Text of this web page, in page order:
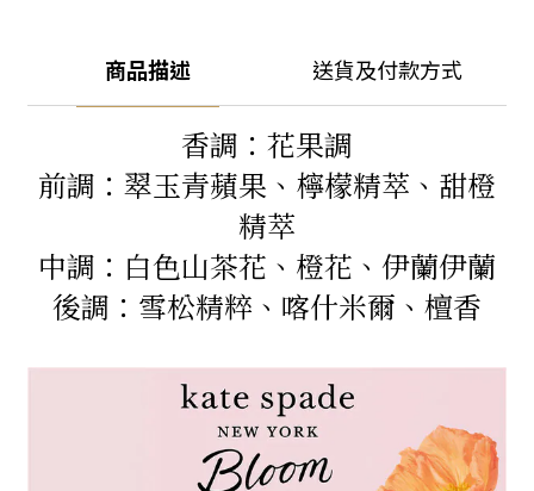
商品描述 送貨及付款方式
香調：花果調
前調：翠玉青蘋果、檸檬精萃、甜橙
精萃
中調：白色山茶花、橙花、伊蘭伊蘭
後調：雪松精粹、喀什米爾、檀香